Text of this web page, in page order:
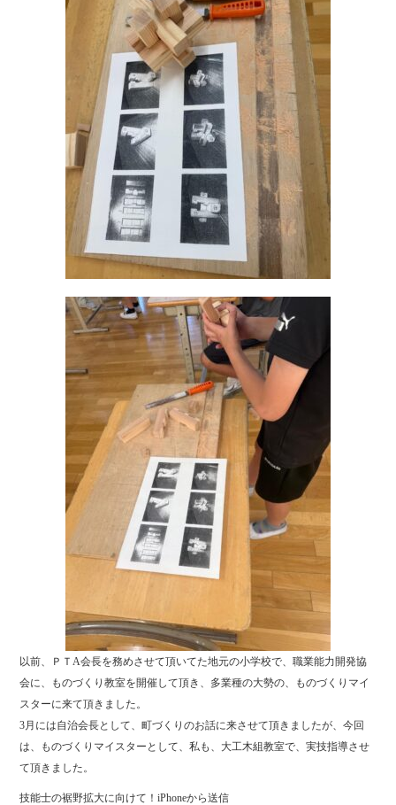
以前、ＰＴA会長を務めさせて頂いてた地元の小学校で、職業能力開発協
会に、ものづくり教室を開催して頂き、多業種の大勢の、ものづくりマイ
スターに来て頂きました。
3月には自治会長として、町づくりのお話に来させて頂きましたが、今回
は、ものづくりマイスターとして、私も、大工木組教室で、実技指導させ
て頂きました。
技能士の裾野拡大に向けて！iPhoneから送信